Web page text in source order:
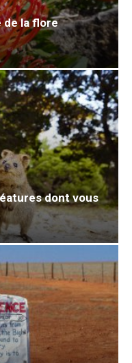
de la flore
dont vous